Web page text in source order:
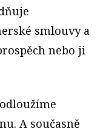
smlouvy a
nebo ji
A současně